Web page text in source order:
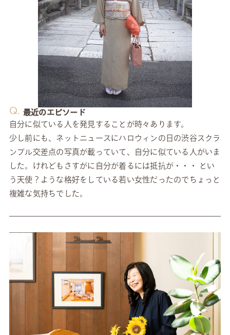
Q. 最近のエピソード
自分に似ている人を発見することが時々あります。
少し前にも、ネットニュースにハロウィンの日の渋谷スクラ
ンブル交差点の写真が載っていて、自分に似ている人がいま
した。けれどもさすがに自分が着るには抵抗が・・・ とい
う天使？ような格好をしている若い女性だったのでちょっと
複雑な気持ちでした。